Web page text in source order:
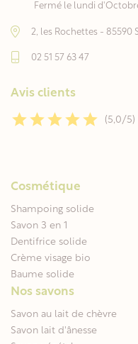
Fermé le lundi
2, les Rochettes - 85590
02 51 57 63 47
Avis clients
(5,0/5)
Cosmétique
Shampoing solide
Savon 3 en 1
Dentifrice solide
Crème visage bio
Baume solide
Nos savons
Savon au lait de chèvre
Savon lait d'ânesse